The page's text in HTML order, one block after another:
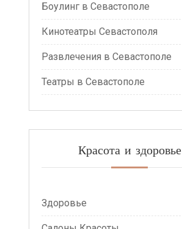
Боулинг в Севастополе
Кинотеатры Севастополя
Развлечения в Севастополе
Театры в Севастополе
Красота и здоровье
Здоровье